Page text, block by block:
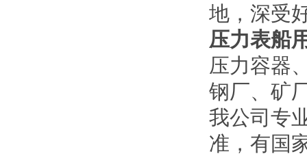
地，深受
压力表船
压力容器
钢厂、矿
我公司专
准，有国